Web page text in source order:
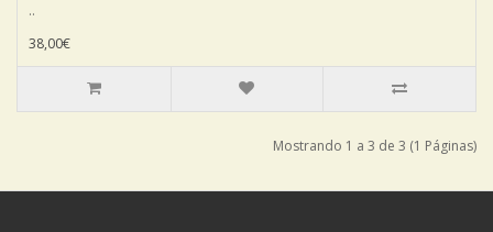
..
38,00€
Mostrando 1 a 3 de 3 (1 Páginas)